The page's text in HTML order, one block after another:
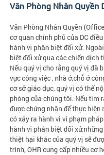
Văn Phòng Nhân Quyền
Văn Phòng Nhân Quyền
cơ quan chính phủ của DC
hành vi phân biệt đối xử.
biệt đối xử qua các chiến dịch
Nếu quý vị cho rằng quý vị đã
vực công việc , nhà ở,chỗ ở
cơ sở giáo dục, quý vị có thể
phòng của chúng tôi. Nếu tìm
được chứng nhận để thực hiện
có xảy ra hành vi vi phạm
hành vi phân biệt đối
thiệt hại khác của quý vị sẽ
trình, OHR cung cấp nhiều cơ